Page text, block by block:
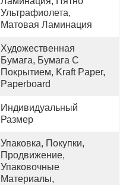
Ультрафиолета,
Матовая Ламинация
Художественная
Бумага, Бумага С
Покрытием, Kraft Paper,
Paperboard
Индивидуальный
Размер
Упаковка, Покупки,
Продвижение,
Упаковочные
Материалы,